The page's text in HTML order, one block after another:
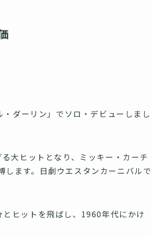
ダーリン」でソロ・デビューしまし
大ヒットとなり、ミッキー・カーチ
します。日劇ウエスタンカーニバルで
ヒットを飛ばし、1960年代にかけ